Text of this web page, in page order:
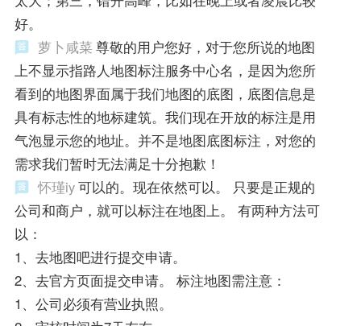
好。
萝卜咸菜 尊敬的用户您好，对于您所说的地图
上不显示指路人地图标注服务中心名，是因为您所
看到的地图界面属于我们地图的底图，底图信息是
具有标志性的地标建筑。我们现在开放的标注是用
气泡显示您的地址。并不是地图底图标注，对您的
需求我们暂时无法满足十分抱歉！
怀瑾iy可以的。现在依然可以。 只要是正规的
公司和商户，就可以标注在地图上。 有两种方法可
以：
1、去地图吧进行提交申请。
2、去官方页面提交申请。 标注地图需注意：
1、公司必须有营业执照。